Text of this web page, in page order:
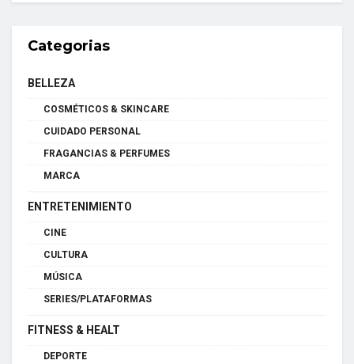
Categorias
BELLEZA
COSMÉTICOS & SKINCARE
CUIDADO PERSONAL
FRAGANCIAS & PERFUMES
MARCA
ENTRETENIMIENTO
CINE
CULTURA
MÚSICA
SERIES/PLATAFORMAS
FITNESS & HEALT
DEPORTE